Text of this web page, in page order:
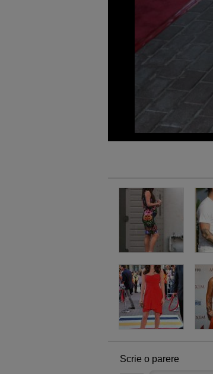
Scrie o parere